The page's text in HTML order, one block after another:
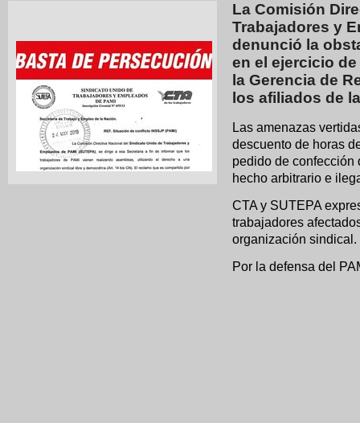
La Comisión
Trabajadores y
denunció la
en el ejercicio
la Gerencia de
los afiliados de
Las amenazas
descuento de horas
pedido de confección
hecho arbitrario e
CTA y SUTEPA
trabajadores
organización sindical.
Por la defensa del